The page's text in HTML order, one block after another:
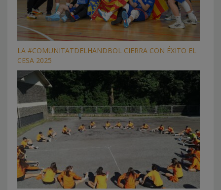
LA #COMUNITATDELHANDBOL CIERRA CON ÉXITO EL
CESA 2025